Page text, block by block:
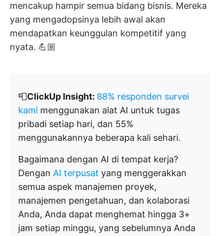
mencakup hampir semua bidang bisnis. Mereka
yang mengadopsinya lebih awal akan
mendapatkan keunggulan kompetitif yang
nyata. 💪🏼
📮ClickUp Insight: 88% responden survei
kami menggunakan alat AI untuk tugas
pribadi setiap hari, dan 55%
menggunakannya beberapa kali sehari.
Bagaimana dengan AI di tempat kerja?
Dengan AI terpusat yang menggerakkan
semua aspek manajemen proyek,
manajemen pengetahuan, dan kolaborasi
Anda, Anda dapat menghemat hingga 3+
jam setiap minggu, yang sebelumnya Anda